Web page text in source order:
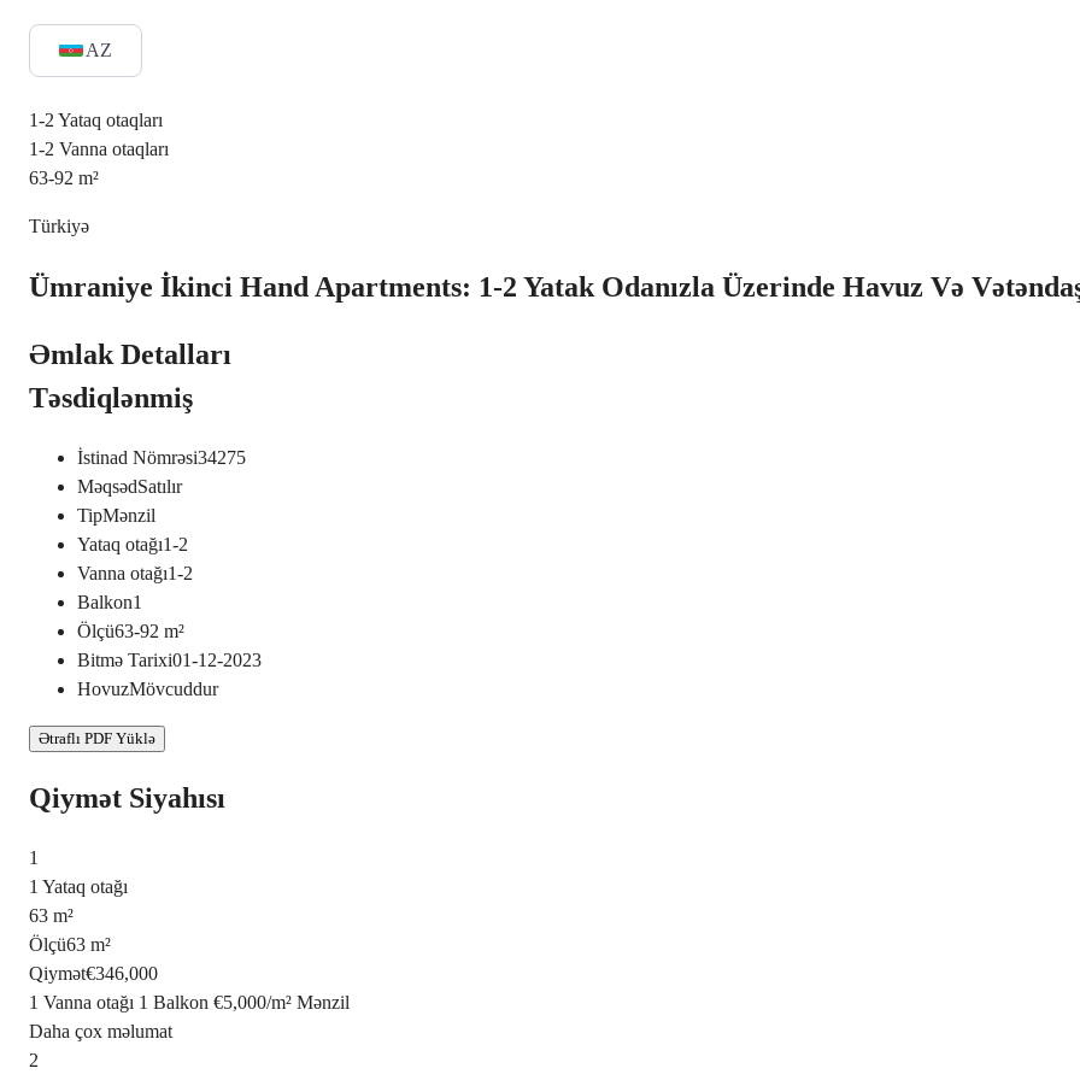
AZ
1-2 Yataq otaqları
1-2 Vanna otaqları
63-92 m²
Türkiyə
Ümraniye İkinci Hand Apartments: 1-2 Yatak Odanızla Üzerinde Havuz Və
Əmlak Detalları
Təsdiqlənmiş
İstinad Nömrəsi34275
MəqsədSatılır
TipMənzil
Yataq otağı1-2
Vanna otağı1-2
Balkon1
Ölçü63-92 m²
Bitmə Tarixi01-12-2023
HovuzMövcuddur
Ətraflı PDF Yüklə
Qiymət Siyahısı
1
1 Yataq otağı
63 m²
Ölçü63 m²
Qiymət€346,000
1 Vanna otağı 1 Balkon €5,000/m² Mənzil
Daha çox məlumat
2